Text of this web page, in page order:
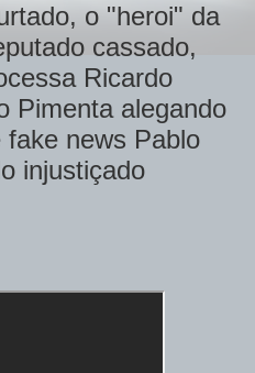
o "heroi" da
cassado,
Ricardo
Pimenta alegando
fake news Pablo
injustiçado